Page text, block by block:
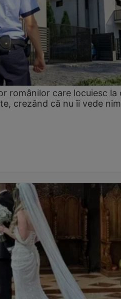
românilor care locuiesc la
crezând că nu îi vede